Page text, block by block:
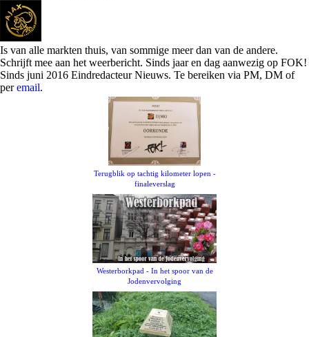
Is van alle markten thuis, van sommige meer dan van de andere.
Schrijft mee aan het weerbericht. Sinds jaar en dag aanwezig op FOK!
Sinds juni 2016 Eindredacteur Nieuws. Te bereiken via PM, DM of
peremail.
Terugblik op tachtig kilometer lopen -
finaleverslag
Westerborkpad - In het spoor van de
Jodenvervolging